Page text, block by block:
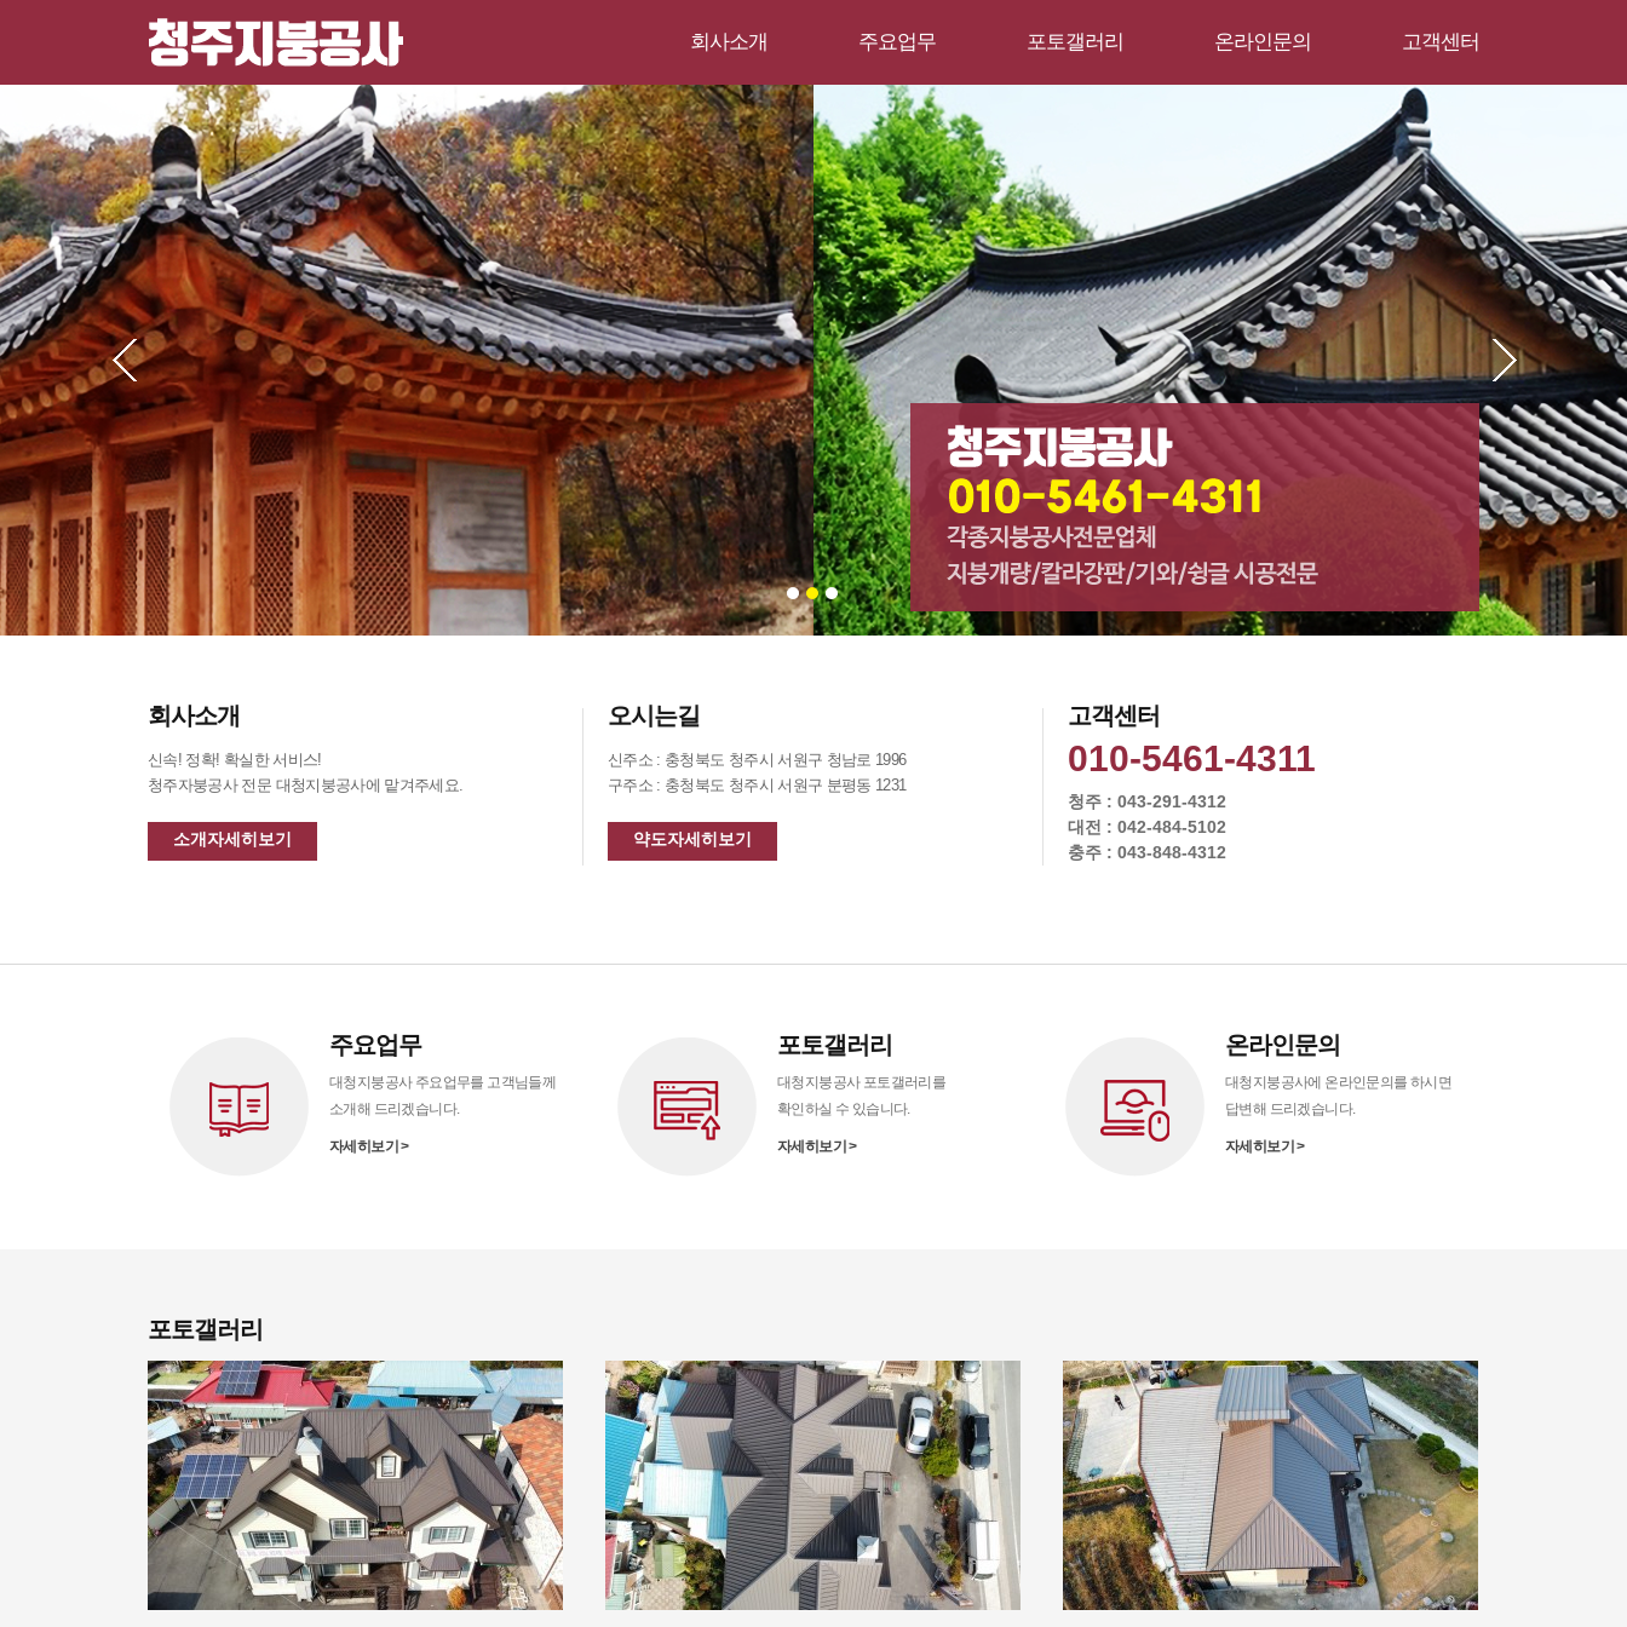
회사소개 주요업무 포토갤러리 온라인문의 고객센터
1 2 3
회사소개
신속! 정확! 확실한 서비스!
청주자붕공사 전문 대청지붕공사에 맡겨주세요.
소개자세히보기
오시는길
신주소 : 충청북도 청주시 서원구 청남로 1996
구주소 : 충청북도 청주시 서원구 분평동 1231
약도자세히보기
고객센터
010-5461-4311
청주 : 043-291-4312
대전 : 042-484-5102
충주 : 043-848-4312
주요업무
대청지붕공사 주요업무를 고객님들께
소개해 드리겠습니다.
자세히보기 >
포토갤러리
대청지붕공사 포토갤러리를
확인하실 수 있습니다.
자세히보기 >
온라인문의
대청지붕공사에 온라인문의를 하시면
답변해 드리겠습니다.
자세히보기 >
포토갤러리